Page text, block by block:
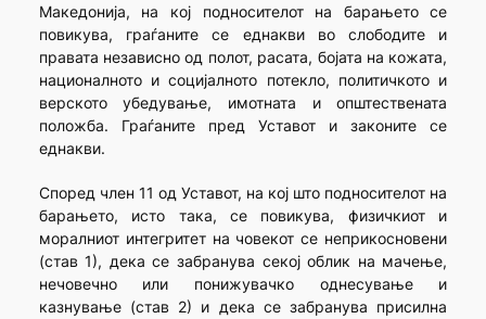
Македонија, на кој подносителот на барањето се
повикува, граѓаните се еднакви во слободите и
правата независно од полот, расата, бојата на кожата,
националното и социјалното потекло, политичкото и
верското убедување, имотната и општествената
положба. Граѓаните пред Уставот и законите се
еднакви.
Според член 11 од Уставот, на кој што подносителот на
барањето, исто така, се повикува, физичкиот и
моралниот интегритет на човекот се неприкосновени
(став 1), дека се забранува секој облик на мачење,
нечовечно или понижувачко однесување и
казнување (став 2) и дека се забранува присилна